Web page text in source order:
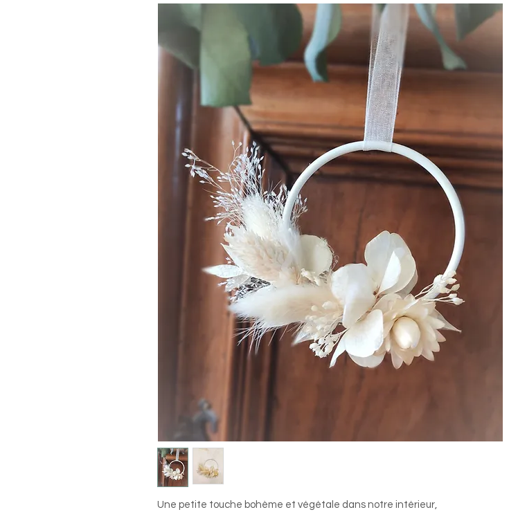
Une petite touche bohème et végétale dans notre intérieur,